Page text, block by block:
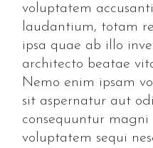
voluptatem
laudantium, totam
ipsa quae ab illo
architecto beatae
Nemo enim ipsam
sit aspernatur aut
consequuntur magni
voluptatem sequi